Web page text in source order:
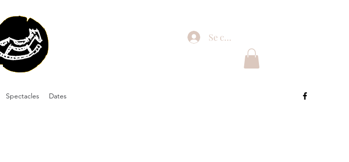
Se connecter
Spectacles Dates